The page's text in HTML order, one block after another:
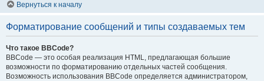
Вернуться к началу
Форматирование сообщений и типы создаваемых тем
Что такое BBCode?
BBCode — это особая реализация HTML, предлагающая большие
возможности по форматированию отдельных частей сообщения.
Возможность использования BBCode определяется администратором,